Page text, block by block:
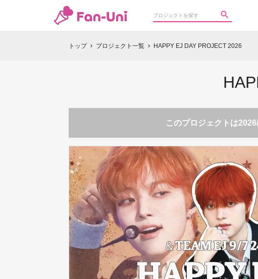
トップ chevron_right プロジェクト一覧 chevron_right HAPPY EJ DAY PROJECT 2026
このプロジェクトは